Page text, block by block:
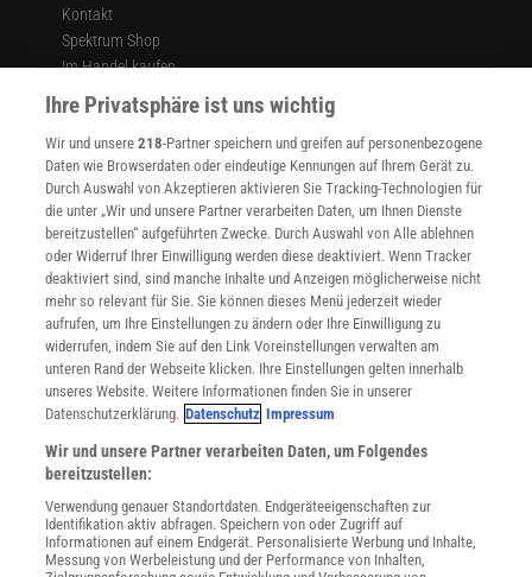
Kontakt
Spektrum Shop
Im Handel kaufen
Presse
Verträge kündigen
Widerruf
INFO
Mediadaten
Datenschutz
Nutzungsbedingungen
Cookie-Einstellungen
Utiq verwalten
Nutzungsbasierte Onlinewerbung
Alle Artikel
Impressum
Angebote für Schulen
Angebote für Institutionen
Sprachen lernen mit Gymglish
Lexika
Für Spektrum schreiben
Ihre Privatsphäre ist uns wichtig
Wir und unsere218-Partner speichern und greifen auf personenbezogene
Daten wie Browserdaten oder eindeutige Kennungen auf Ihrem Gerät zu.
Durch Auswahl von Akzeptieren aktivieren Sie Tracking-Technologien für
die unter „Wir und unsere Partner verarbeiten Daten, um Ihnen Dienste
bereitzustellen“ aufgeführten Zwecke. Durch Auswahl von Alle ablehnen
oder Widerruf Ihrer Einwilligung werden diese deaktiviert. Wenn Tracker
deaktiviert sind, sind manche Inhalte und Anzeigen möglicherweise nicht
mehr so relevant für Sie. Sie können dieses Menü jederzeit wieder
aufrufen, um Ihre Einstellungen zu ändern oder Ihre Einwilligung zu
widerrufen, indem Sie auf den Link Voreinstellungen verwalten am
unteren Rand der Webseite klicken. Ihre Einstellungen gelten innerhalb
unseres Website. Weitere Informationen finden Sie in unserer
Datenschutzerklärung. Datenschutz Impressum
Wir und unsere Partner verarbeiten Daten, um Folgendes
bereitzustellen:
Verwendung genauer Standortdaten. Endgeräteeigenschaften zur
Identifikation aktiv abfragen. Speichern von oder Zugriff auf
Informationen auf einem Endgerät. Personalisierte Werbung und Inhalte,
Messung von Werbeleistung und der Performance von Inhalten,